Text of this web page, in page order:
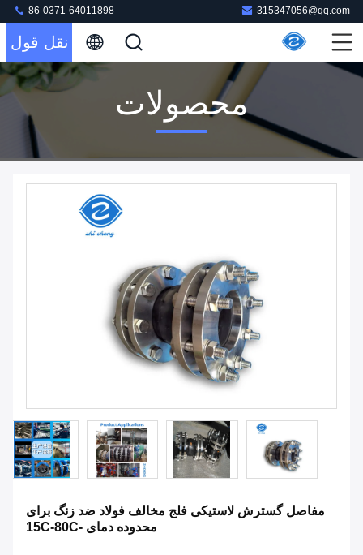
315347056@qq.com
86-0371-64011898
نقل قول
محصولات
مفاصل گسترش لاستیکی فلج مخالف فولاد ضد زنگ برای
محدوده دمای -15C-80C